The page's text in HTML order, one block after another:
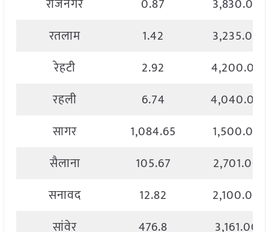
राजनगर
0.87
3,830.00
रतलाम
1.42
3,235.00
रेहटी
2.92
4,200.00
रहली
6.74
4,040.00
सागर
1,084.65
1,500.00
सैलाना
105.67
2,701.00
सनावद
12.82
2,100.00
सांवेर
476.8 3,161.00